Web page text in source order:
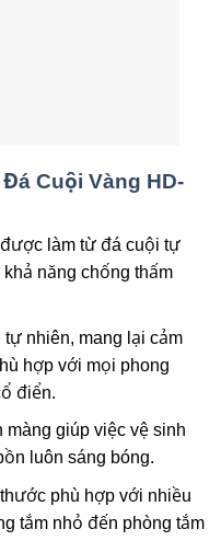
Cuội Vàng HD-
được làm từ đá cuội tự
năng chống thấm
tự nhiên, mang lại cảm
hợp với mọi phong
điển.
màng giúp việc vệ sinh
luôn sáng bóng.
phù hợp với nhiều
tắm nhỏ đến phòng tắm